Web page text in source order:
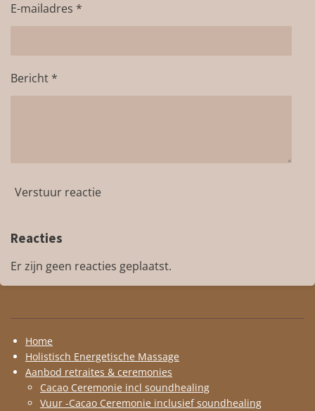
E-mailadres *
Bericht *
Verstuur reactie
Reacties
Er zijn geen reacties geplaatst.
Home
Holistisch Energetische Massage
Aanbod retraites & ceremonies
Cacao Ceremonie incl soundhealing
Vuur -Cacao Ceremonie inclusief soundhealing